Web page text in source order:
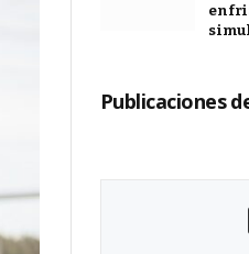
Publicaciones